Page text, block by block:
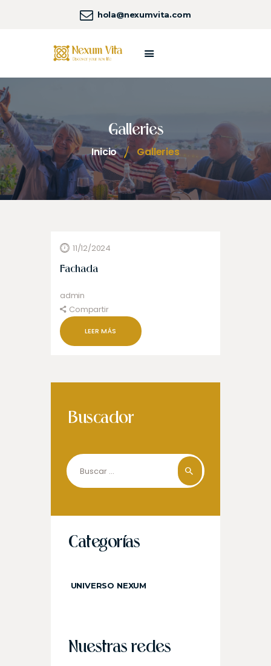
hola@nexumvita.com
Galleries
Inicio Galleries
SOBRE NEXUM VITA
NUESTROS SERVICIOS
NEXUM LIFE
COSTA DORADA
UNIVERSO NEXUM
CONTACTA
11/12/2024
Fachada
admin
Compartir
LEER MÁS
Buscador
Buscar:
Categorías
UNIVERSO NEXUM
Nuestras redes